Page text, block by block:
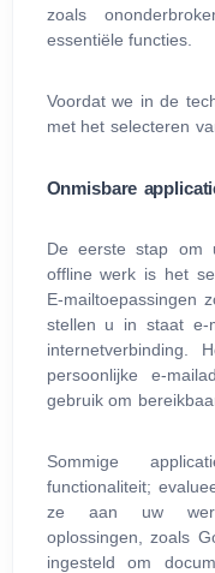
zoals
essentiële functies.
Voordat we in de
met het selecteren
Onmisbare
De eerste stap om
offline werk is het
E-mailtoepassingen
stellen u in staat e-
persoonlijke e-
gebruik om
Sommige
functionaliteit;
ze aan uw
oplossingen, zoals
ingesteld om